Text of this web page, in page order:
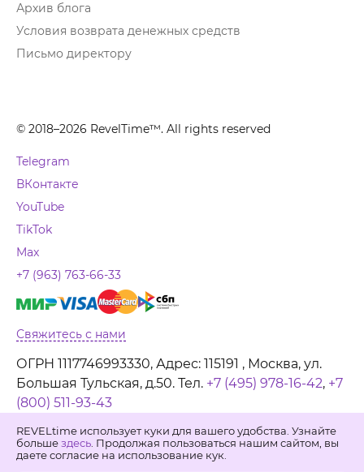
Архив блога
Условия возврата денежных средств
Письмо директору
© 2018–2026 RevelTime™. All rights reserved
Telegram
ВКонтакте
YouTube
TikTok
Max
+7 (963) 763-66-33
Свяжитесь с нами
ОГРН 1117746993330, Адрес: 115191 , Москва, ул.
Большая Тульская, д.50. Тел. +7 (495) 978-16-42, +7
(800) 511-93-43
REVELtime использует куки для вашего удобства. Узнайте
большездесь . Продолжая пользоваться нашим сайтом, вы
даете согласие на использование кук.